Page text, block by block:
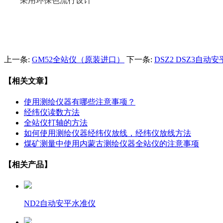
上一条: GM52全站仪（原装进口） 下一条: DSZ2 DSZ3自动安
【相关文章】
使用测绘仪器有哪些注意事项？
经纬仪读数方法
全站仪打轴的方法
如何使用测绘仪器经纬仪放线，经纬仪放线方法
煤矿测量中使用内蒙古测绘仪器全站仪的注意事项
【相关产品】
ND2自动安平水准仪